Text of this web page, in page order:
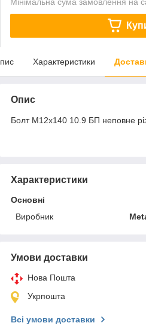
Характеристики
Опис
Болт М12х140 10.9 БП неповне
Характеристики
Основні
Виробник
Умови доставки
Нова Пошта
Укрпошта
Всі умови доставки